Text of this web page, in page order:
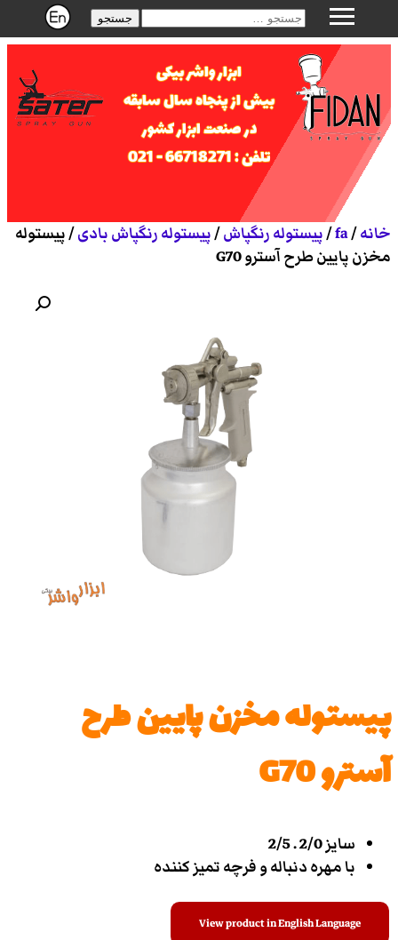
جستجو
ابزار واشر بیکی
بیش از پنجاه سال سابقه
در صنعت ابزار کشور
تلفن : 66718271 - 021
خانه/
fa
/پیستوله رنگپاش/پیستوله رنگپاش بادی/ پیستوله
مخزن پایین طرح آسترو G70
پیستوله مخزن پایین طرح
آسترو G70
سایز 2/0 . 2/5
با مهره دنباله و فرچه تمیز کننده
View product in English Language